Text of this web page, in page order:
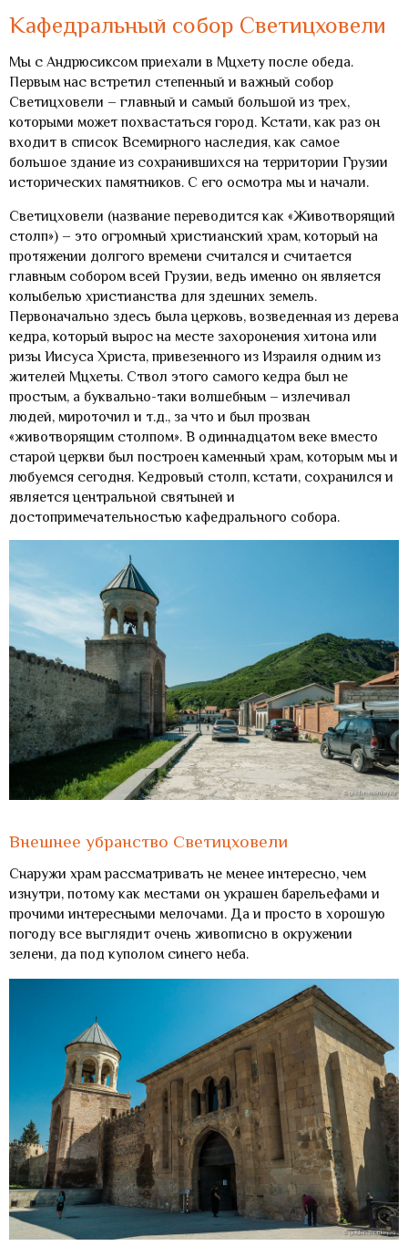
Кафедральный собор Светицховели
Мы с Андрюсиксом приехали в Мцхету после обеда.
Первым нас встретил степенный и важный собор
Светицховели – главный и самый большой из трех,
которыми может похвастаться город. Кстати, как раз он
входит в список Всемирного наследия, как самое
большое здание из сохранившихся на территории Грузии
исторических памятников. С его осмотра мы и начали.
Светицховели (название переводится как «Животворящий
столп») – это огромный христианский храм, который на
протяжении долгого времени считался и считается
главным собором всей Грузии, ведь именно он является
колыбелью христианства для здешних земель.
Первоначально здесь была церковь, возведенная из дерева
кедра, который вырос на месте захоронения хитона или
ризы Иисуса Христа, привезенного из Израиля одним из
жителей Мцхеты. Ствол этого самого кедра был не
простым, а буквально-таки волшебным – излечивал
людей, мироточил и т.д., за что и был прозван
«животворящим столпом». В одиннадцатом веке вместо
старой церкви был построен каменный храм, которым мы и
любуемся сегодня. Кедровый столп, кстати, сохранился и
является центральной святыней и
достопримечательностью кафедрального собора.
Внешнее убранство Светицховели
Снаружи храм рассматривать не менее интересно, чем
изнутри, потому как местами он украшен барельефами и
прочими интересными мелочами. Да и просто в хорошую
погоду все выглядит очень живописно в окружении
зелени, да под куполом синего неба.